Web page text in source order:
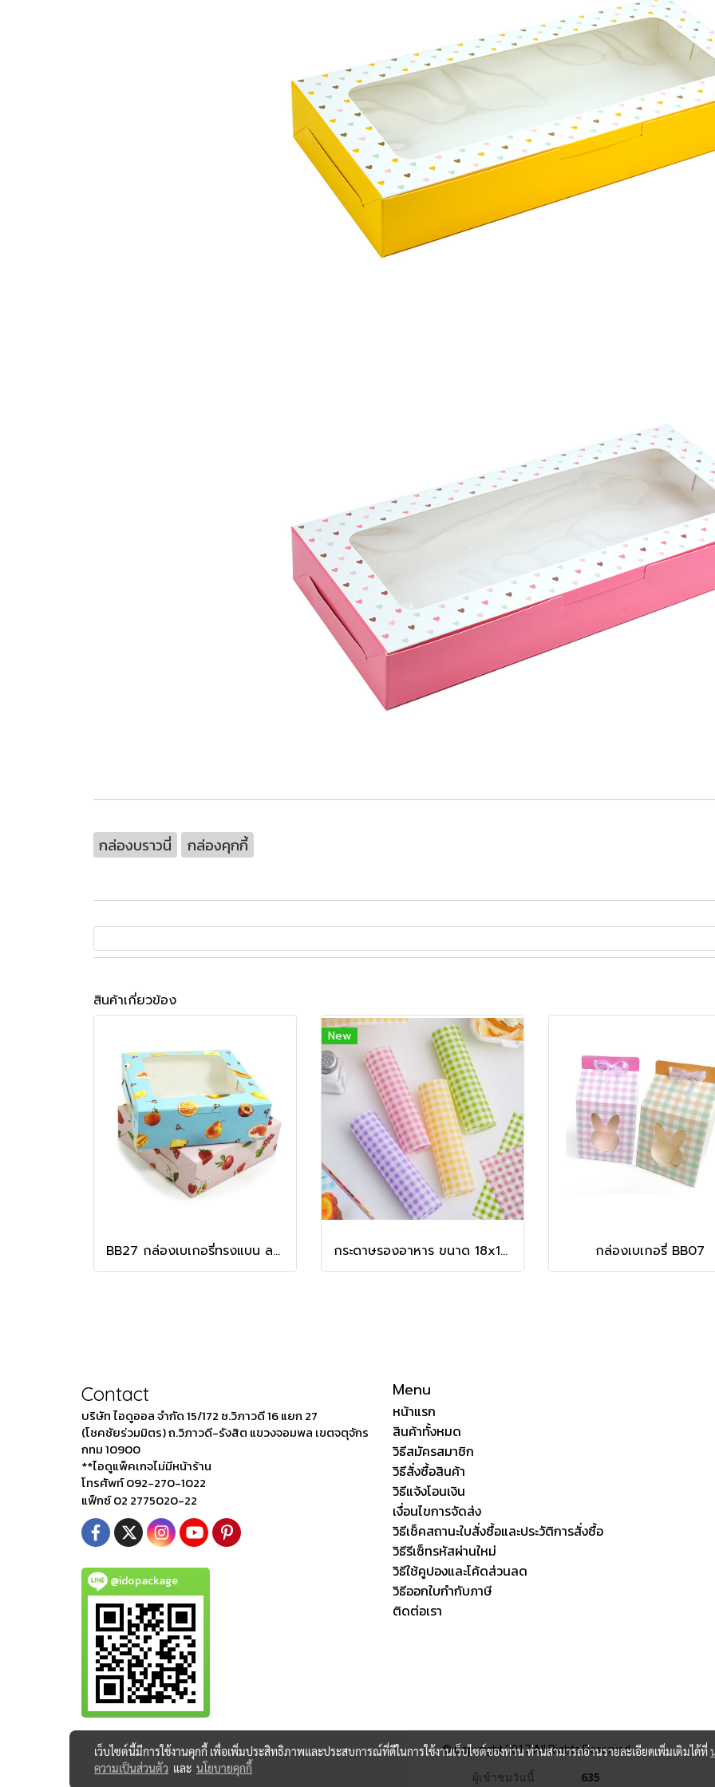
กล่องบราวนี่ กล่องคุกกี้
สินค้าเกี่ยวข้อง
BB27 กล่องเบเกอรี่ทรงแบน ลาย Mix Fruits
New
กระดาษรองอาหาร ขนาด 18x18 cm. (ออกใบกำกับภาษีไม่ได้ / Unable to issue tax invoice) กล่องเบเกอรี่ BB07
Contact
บริษัท ไอดูออล จำกัด 15/172 ซ.วิภาวดี 16 แยก 27
(โชคชัยร่วมมิตร) ถ.วิภาวดี-รังสิต แขวงจอมพล เขตจตุจักร
กทม 10900
**ไอดูแพ็คเกจไม่มีหน้าร้าน
โทรศัพท์ 092-270-1022
แฟ็กซ์ 02 2775020-22
@idopackage
Menu
หน้าแรก
สินค้าทั้งหมด
วิธีสมัครสมาชิก
วิธีสั่งซื้อสินค้า
วิธีแจ้งโอนเงิน
เงื่อนไขการจัดส่ง
วิธีเช็คสถานะใบสั่งซื้อและประวัติการสั่งซื้อ
วิธีรีเซ็ทรหัสผ่านใหม่
วิธีใช้คูปองและโค้ดส่วนลด
วิธีออกใบกำกับภาษี
ติดต่อเรา
© Copyright 2017 All Rights Reserved
ผู้เข้าชมวันนี้ 635
เว็บไซต์นี้มีการใช้งานคุกกี้ เพื่อเพิ่มประสิทธิภาพและประสบการณ์ที่ดีในการใช้งานเว็บไซต์ของท่าน ท่านสามารถอ่านรายละเอียดเพิ่มเติมได้ที่
ความเป็นส่วนตัว และ นโยบายคุกกี้